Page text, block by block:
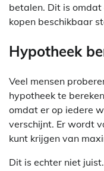
betalen. Dit is omdat
kopen beschikbaar
Hypotheek
Veel mensen
hypotheek te
omdat er op iedere
verschijnt. Er wordt
kunt krijgen van
Dit is echter niet